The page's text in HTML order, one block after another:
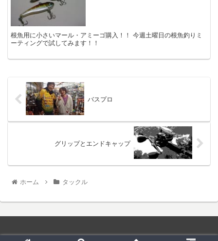
根魚用に小さいマール・アミーゴ購入！！ 今週土曜日の根魚釣りミ
ーティングで試してみます！！
バスプロ
グリップとエンドキャップ
ホーム タックル